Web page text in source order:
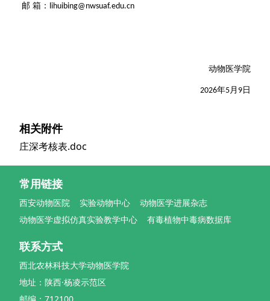
邮 箱： lihuibing@nwsuaf.edu.cn
动物医学院
2026年5月9日
相关附件
庄深考核表.doc
常用链接
西安动物医院 实验动物中心
动物医学进展杂志
动物医学虚拟仿真实验教学中心
有毒植物中毒病数据库
联系方式
西北农林科技大学动物医学院
地址：陕西·杨凌示范区